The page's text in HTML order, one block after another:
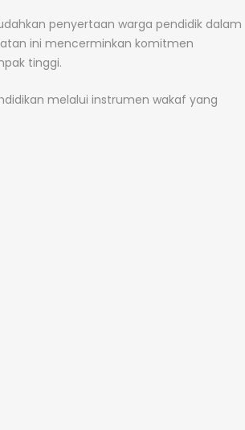
penyertaan warga pendidik dalam
ini mencerminkan komitmen
tinggi.
melalui instrumen wakaf yang